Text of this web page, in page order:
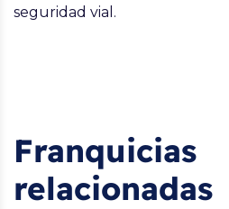
seguridad vial.
Franquicias
relacionadas